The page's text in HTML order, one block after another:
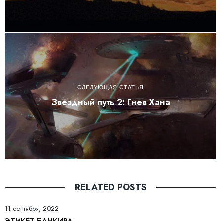
СЛЕДУЮЩАЯ СТАТЬЯ
Звездный путь 2: Гнев Хана
RELATED POSTS
11 сентября, 2022